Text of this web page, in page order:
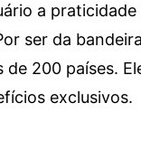
a
ser da
200 países.
exclusivos.